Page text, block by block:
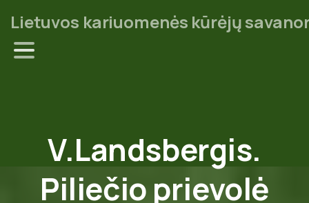
Lietuvos kariuomenės kūrėjų
V.Landsbergis.
Piliečio prievolė